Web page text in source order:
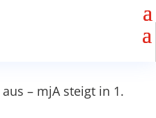
– mjA steigt in 1.